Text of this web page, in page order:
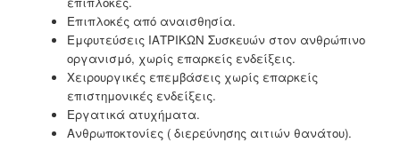
Επιπλοκές από αναισθησία.
Εμφυτεύσεις ΙΑΤΡΙΚΩΝ Συσκευών στον ανθρώπινο
οργανισμό, χωρίς επαρκείς ενδείξεις.
Χειρουργικές επεμβάσεις χωρίς επαρκείς
επιστημονικές ενδείξεις.
Εργατικά ατυχήματα.
Ανθρωποκτονίες ( διερεύνησης αιτιών θανάτου).